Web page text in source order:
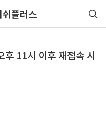
플러스
11시 이후 재접속 시